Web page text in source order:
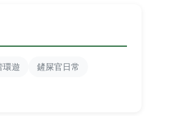
環遊
鏟屎官日常